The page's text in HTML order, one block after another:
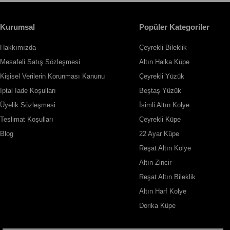
Kurumsal
Hakkımızda
Mesafeli Satış Sözleşmesi
Kişisel Verilerin Korunması Kanunu
İptal İade Koşulları
Üyelik Sözleşmesi
Teslimat Koşulları
Blog
Popüler Kategoriler
Çeyrekli Bileklik
Altın Halka Küpe
Çeyrekli Yüzük
Beştaş Yüzük
İsimli Altın Kolye
Çeyrekli Küpe
22 Ayar Küpe
Reşat Altın Kolye
Altın Zincir
Reşat Altın Bileklik
Altın Harf Kolye
Dorika Küpe